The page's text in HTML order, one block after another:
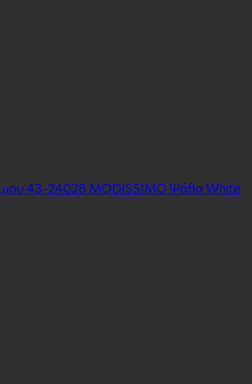
43-24028 MODISSIMO Ψάθα White